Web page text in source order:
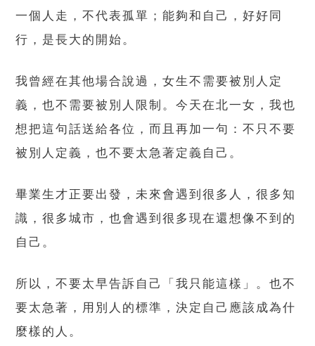
一個人走，不代表孤單；能夠和自己，好好同
行，是長大的開始。
我曾經在其他場合說過，女生不需要被別人定
義，也不需要被別人限制。今天在北一女，我也
想把這句話送給各位，而且再加一句：不只不要
被別人定義，也不要太急著定義自己。
畢業生才正要出發，未來會遇到很多人，很多知
識，很多城市，也會遇到很多現在還想像不到的
自己。
所以，不要太早告訴自己「我只能這樣」。也不
要太急著，用別人的標準，決定自己應該成為什
麼樣的人。